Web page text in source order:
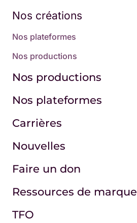
Nos créations
Nos plateformes
Nos productions
Nos productions
Nos plateformes
Carrières
Nouvelles
Faire un don
Ressources de marque
TFO